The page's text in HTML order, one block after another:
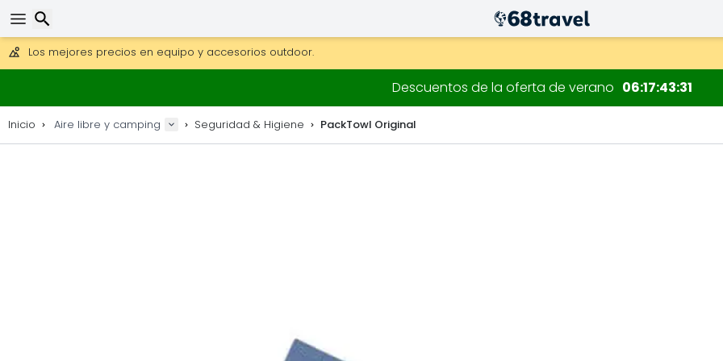
Consigue el envío gratuito en pedidos de más de 250 €.
Envío DHL 1 día disponible.
30 días para devoluciones, 90 días para mapas de madera y decoraciones.
Los mejores precios en equipo y accesorios outdoor.
Descuentos de la oferta de verano 06174329
Inicio Aire libre y camping Seguridad & Higiene PackTowl Original